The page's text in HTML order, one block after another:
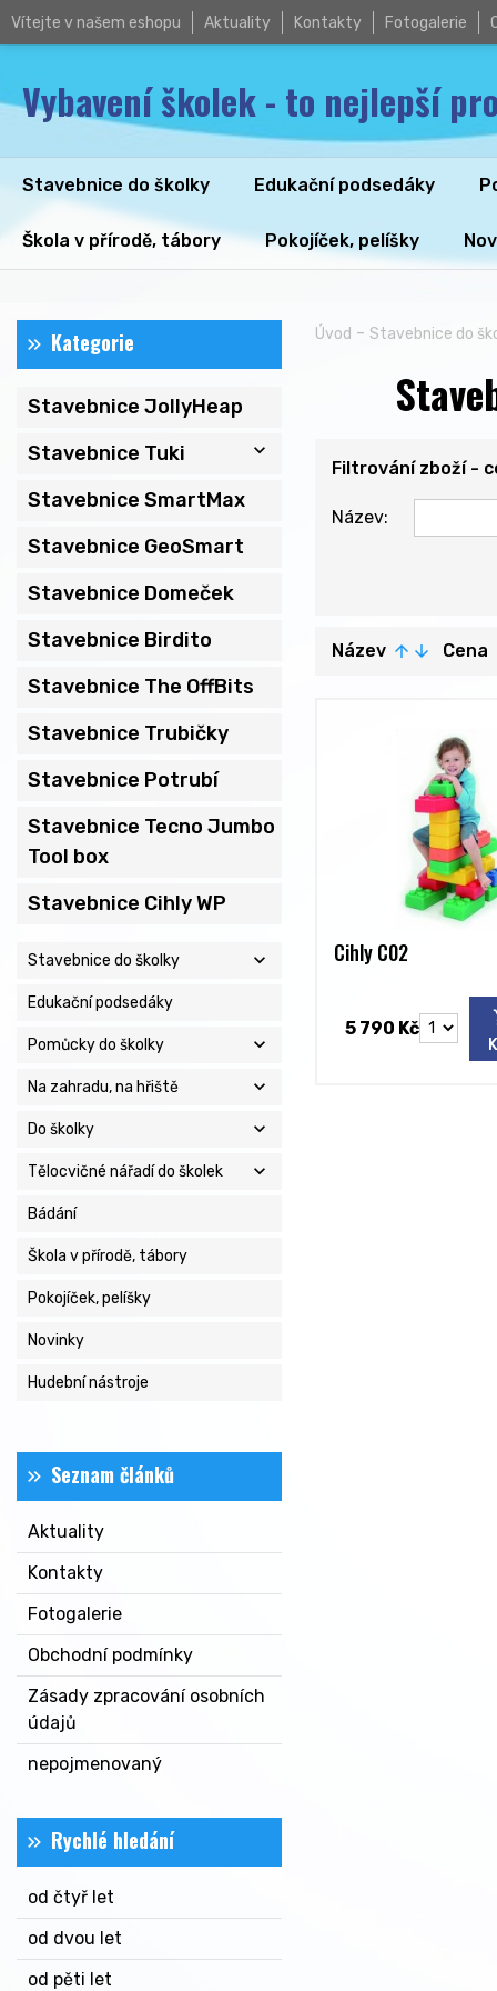
Vítejte v našem eshopu Aktuality Kontakty Fotogalerie
Vybavení školek - to nejlepší
Stavebnice do školky Edukační podsedáky
Škola v přírodě, tábory Pokojíček, pelíšky
Kategorie
Stavebnice JollyHeap
Stavebnice Tuki
expand_more
Stavebnice SmartMax
Stavebnice GeoSmart
Stavebnice Domeček
Stavebnice Birdito
Stavebnice The OffBits
Stavebnice Trubičky
Stavebnice Potrubí
Stavebnice Tecno Jumbo
Tool box
Stavebnice Cihly WP
Stavebnice do školky expand_more
Edukační podsedáky
Pomůcky do školky expand_more
Na zahradu, na hřiště expand_more
Do školky expand_more
Tělocvičné nářadí do školek expand_more
Bádání
Škola v přírodě, tábory
Pokojíček, pelíšky
Novinky
Hudební nástroje
Seznam článků
Aktuality
Kontakty
Fotogalerie
Obchodní podmínky
Zásady zpracování osobních
údajů
nepojmenovaný
Rychlé hledání
od čtyř let
od dvou let
od pěti let
Úvod - Stavebnice do
Filtrování zboží -
Název:
Název arrow_upward arrow_downward Cena
Cihly C02
5 790 Kč